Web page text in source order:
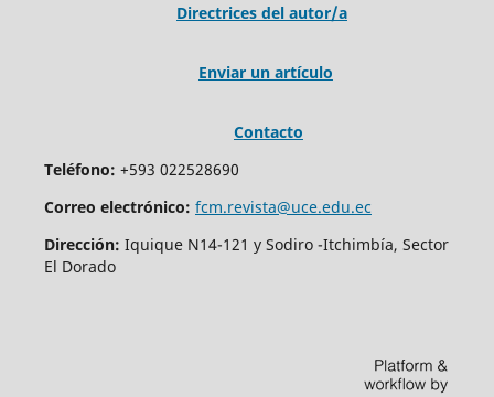
Directrices del autor/a
Enviar un artículo
Contacto
Teléfono: +593 022528690
Correo electrónico: fcm.revista@uce.edu.ec
Dirección: Iquique N14-121 y Sodiro -Itchimbía, Sector
El Dorado